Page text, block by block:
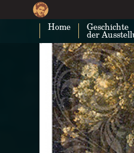
Home Geschichte
der